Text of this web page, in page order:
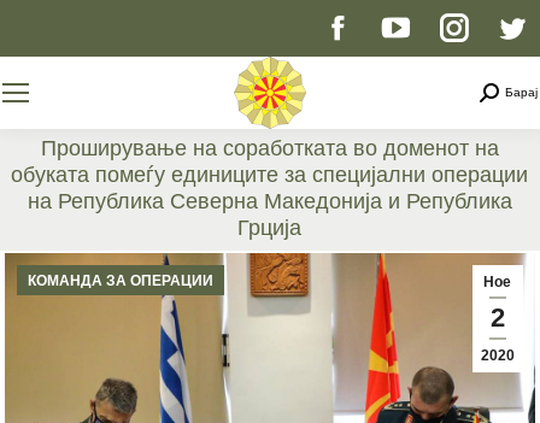
Facebook
opens
in
new
window
YouTube
opens
in
new
page
opens
in
new
window
Барај
Проширување на соработката во доменот на
обуката помеѓу единиците за специјални операции
на Република Северна Македонија и Република
Грција
You are here:
Ное
2
2020
КОМАНДА ЗА ОПЕРАЦИИ